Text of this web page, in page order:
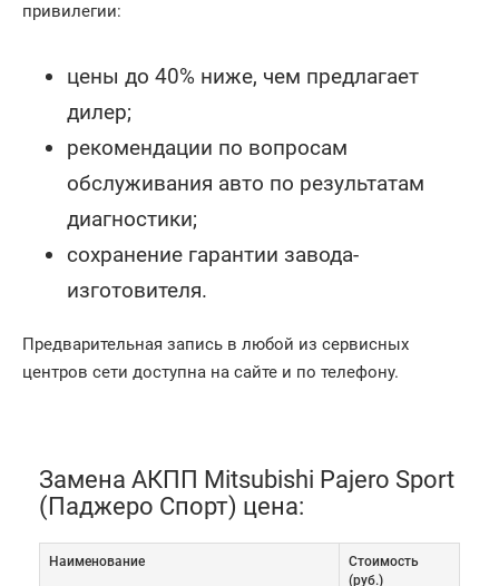
привилегии:
цены до 40% ниже, чем предлагает
дилер;
рекомендации по вопросам
обслуживания авто по результатам
диагностики;
сохранение гарантии завода-
изготовителя.
Предварительная запись в любой из сервисных
центров сети доступна на сайте и по телефону.
Замена АКПП Mitsubishi Pajero Sport
(Паджеро Спорт) цена:
Наименование
Cтоимость
(руб.)